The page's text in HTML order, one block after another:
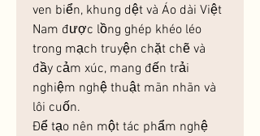
ven biển, khung dệt và Áo dài Việt
Nam được lồng ghép khéo léo
trong mạch truyện chặt chẽ và
đầy cảm xúc, mang đến trải
nghiệm nghệ thuật mãn nhãn và
lôi cuốn.
Để tạo nên một tác phẩm nghệ